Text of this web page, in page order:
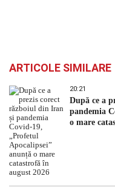
ARTICOLE SIMILARE
20:21
După ce a
pandemia
o mare